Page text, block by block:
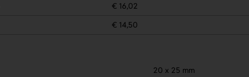
€ 16,02
€ 14,50
20 x 25 mm